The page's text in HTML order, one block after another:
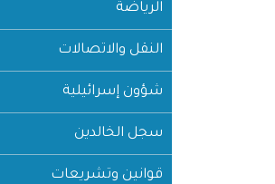
الرياضة
النقل والاتصالات
شؤون إسرائيلية
سجل الخالدين
قوانين وتشريعات